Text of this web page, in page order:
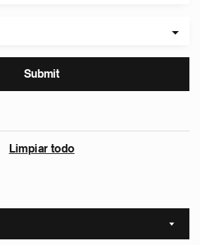
Limpiar todo
Sort